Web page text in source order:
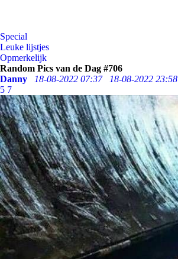
Special
Leuke lijstjes
Opmerkelijk
Random Pics van de Dag #706
Danny
18-08-2022 07:37 18-08-2022 23:58
5 7